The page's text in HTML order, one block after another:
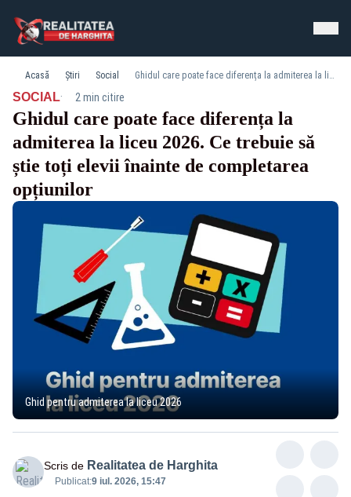
Acasă Știri Social Ghidul care poate face diferența la admiterea la liceu 2026. Ce trebuie să știe toți elevii înainte de completarea opțiunilor
SOCIAL· 2 min citire
Ghidul care poate face diferența la
admiterea la liceu 2026. Ce trebuie să
știe toți elevii înainte de completarea
opțiunilor
Ghid pentru admiterea la liceu 2026
Scris de Realitatea de Harghita
Publicat:9 iul. 2026, 15:47